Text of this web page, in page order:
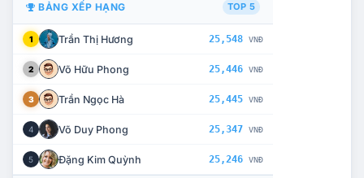
BẢNG XẾP HẠNG TOP 5
1 Trần Thị Hương 25,548 VNĐ
2 Võ Hữu Phong 25,446 VNĐ
3 Trần Ngọc Hà 25,445 VNĐ
4 Võ Duy Phong 25,347 VNĐ
5 Đặng Kim Quỳnh 25,246 VNĐ